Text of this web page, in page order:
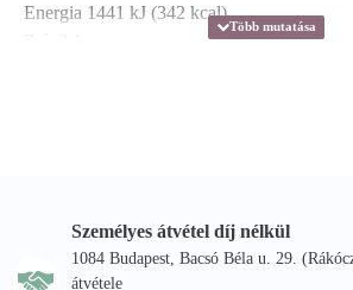
Energia 1441 kJ (342 kcal)
Tárolás:
száraz, hűvös helyen.
Személyes átvétel díj nélkül
1084 Budapest, Bacsó Béla u. 29.
átvétele